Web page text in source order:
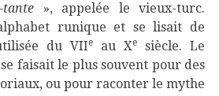
tante », appelée le vieux-turc.
runique et se lisait de
du VIIe au Xe
siècle. Le
faisait le plus souvent pour des
ou pour raconter le mythe